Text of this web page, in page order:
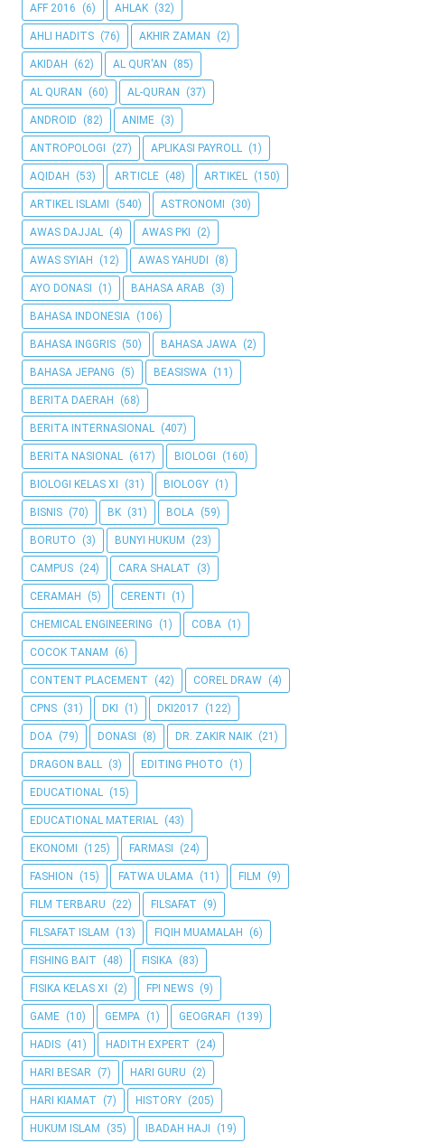
AFF 2016 (6) AHLAK (32)
AHLI HADITS (76) AKHIR ZAMAN (2)
AKIDAH (62) AL QUR'AN (85)
AL QURAN (60) AL-QURAN (37)
ANDROID (82) ANIME (3)
ANTROPOLOGI (27) APLIKASI PAYROLL (1)
AQIDAH (53) ARTICLE (48) ARTIKEL (150)
ARTIKEL ISLAMI (540) ASTRONOMI (30)
AWAS DAJJAL (4) AWAS PKI (2)
AWAS SYIAH (12) AWAS YAHUDI (8)
AYO DONASI (1) BAHASA ARAB (3)
BAHASA INDONESIA (106)
BAHASA INGGRIS (50) BAHASA JAWA (2)
BAHASA JEPANG (5) BEASISWA (11)
BERITA DAERAH (68)
BERITA INTERNASIONAL (407)
BERITA NASIONAL (617) BIOLOGI (160)
BIOLOGI KELAS XI (31) BIOLOGY (1)
BISNIS (70) BK (31) BOLA (59)
BORUTO (3) BUNYI HUKUM (23)
CAMPUS (24) CARA SHALAT (3)
CERAMAH (5) CERENTI (1)
CHEMICAL ENGINEERING (1) COBA (1)
COCOK TANAM (6)
CONTENT PLACEMENT (42) COREL DRAW (4)
CPNS (31) DKI (1) DKI2017 (122)
DOA (79) DONASI (8) DR. ZAKIR NAIK (21)
DRAGON BALL (3) EDITING PHOTO (1)
EDUCATIONAL (15)
EDUCATIONAL MATERIAL (43)
EKONOMI (125) FARMASI (24)
FASHION (15) FATWA ULAMA (11) FILM (9)
FILM TERBARU (22) FILSAFAT (9)
FILSAFAT ISLAM (13) FIQIH MUAMALAH (6)
FISHING BAIT (48) FISIKA (83)
FISIKA KELAS XI (2) FPI NEWS (9)
GAME (10) GEMPA (1) GEOGRAFI (139)
HADIS (41) HADITH EXPERT (24)
HARI BESAR (7) HARI GURU (2)
HARI KIAMAT (7) HISTORY (205)
HUKUM ISLAM (35) IBADAH HAJI (19)